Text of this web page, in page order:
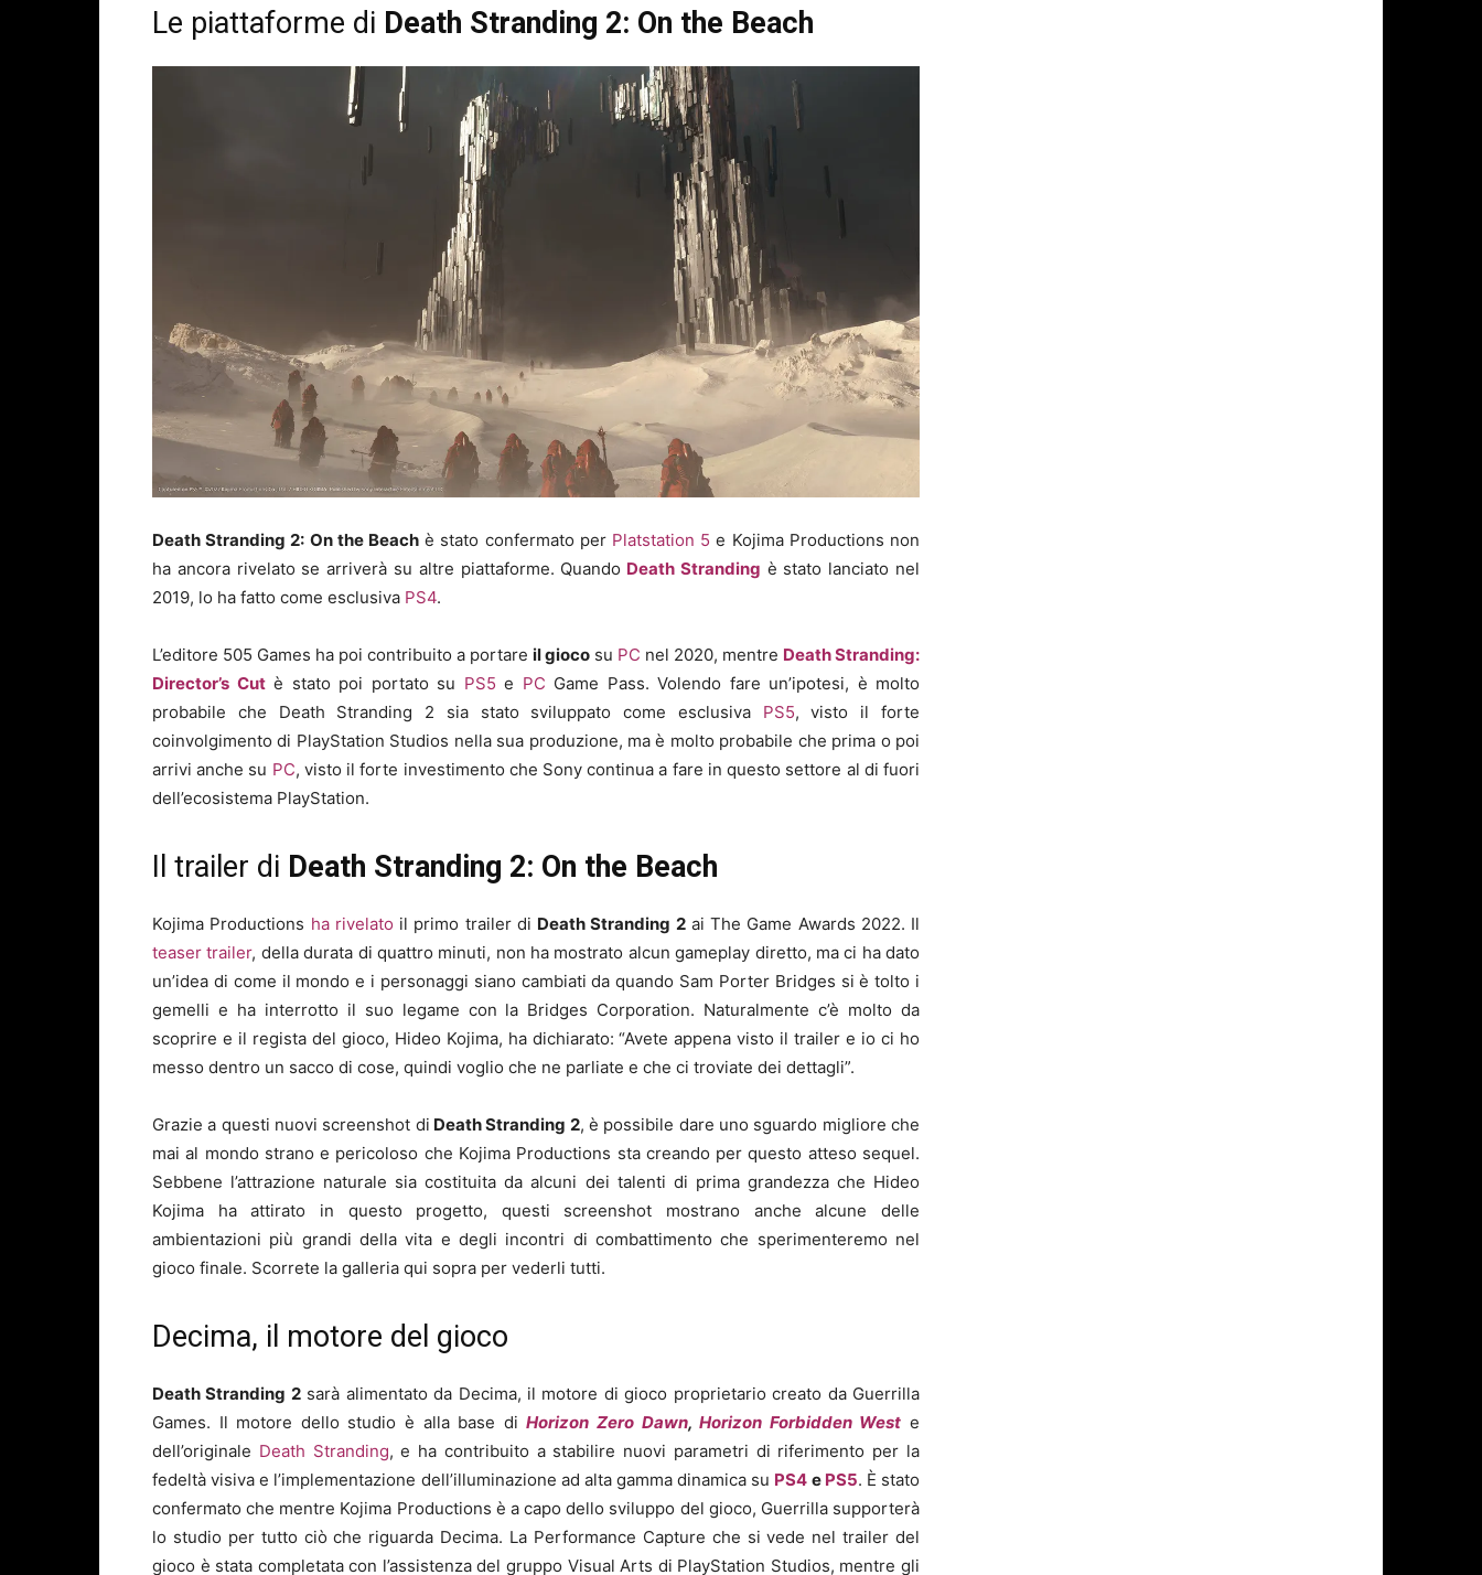
Le piattaforme di Death Stranding 2: On the Beach
Death Stranding 2: On the Beach è stato confermato per Platstation 5 e Kojima Productions non
ha ancora rivelato se arriverà su altre piattaforme. Quando Death Stranding è stato lanciato nel
2019, lo ha fatto come esclusiva PS4.
L’editore 505 Games ha poi contribuito a portare il gioco su PC nel 2020, mentre Death Stranding:
Director’s Cut è stato poi portato su PS5 e PC Game Pass. Volendo fare un’ipotesi, è molto
probabile che Death Stranding 2 sia stato sviluppato come esclusiva PS5, visto il forte
coinvolgimento di PlayStation Studios nella sua produzione, ma è molto probabile che prima o poi
arrivi anche su PC, visto il forte investimento che Sony continua a fare in questo settore al di fuori
dell’ecosistema PlayStation.
Il trailer di Death Stranding 2: On the Beach
Kojima Productions ha rivelato il primo trailer di Death Stranding 2ai The Game Awards 2022. Il
teaser trailer, della durata di quattro minuti, non ha mostrato alcun gameplay diretto, ma ci ha dato
un’idea di come il mondo e i personaggi siano cambiati da quando Sam Porter Bridges si è tolto i
gemelli e ha interrotto il suo legame con la Bridges Corporation. Naturalmente c’è molto da
scoprire e il regista del gioco, Hideo Kojima, ha dichiarato: “Avete appena visto il trailer e io ci ho
messo dentro un sacco di cose, quindi voglio che ne parliate e che ci troviate dei dettagli”.
Grazie a questi nuovi screenshot di Death Stranding 2, è possibile dare uno sguardo migliore che
mai al mondo strano e pericoloso che Kojima Productions sta creando per questo atteso sequel.
Sebbene l’attrazione naturale sia costituita da alcuni dei talenti di prima grandezza che Hideo
Kojima ha attirato in questo progetto, questi screenshot mostrano anche alcune delle
ambientazioni più grandi della vita e degli incontri di combattimento che sperimenteremo nel
gioco finale. Scorrete la galleria qui sopra per vederli tutti.
Decima, il motore del gioco
Death Stranding 2sarà alimentato da Decima, il motore di gioco proprietario creato da Guerrilla
Games. Il motore dello studio è alla base diHorizon Zero Dawn,Horizon Forbidden West e
dell’originale Death Stranding, e ha contribuito a stabilire nuovi parametri di riferimento per la
fedeltà visiva e l’implementazione dell’illuminazione ad alta gamma dinamica su PS4 e PS5. È stato
confermato che mentre Kojima Productions è a capo dello sviluppo del gioco, Guerrilla supporterà
lo studio per tutto ciò che riguarda Decima. La Performance Capture che si vede nel trailer del
gioco è stata completata con l’assistenza del gruppo Visual Arts di PlayStation Studios, mentre gli